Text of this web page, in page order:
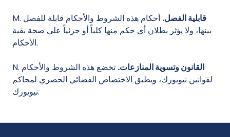
M. قابلية الفصل. أحكام هذه الشروط والأحكام قابلة للفصل
بينها، ولا يؤثر بطلان أي حكم منها كلياً أو جزئياً على صحة بقية
الأحكام.
N. القانون وتسوية المنازعات. تخضع هذه الشروط والأحكام
لقوانين نيويورك، ويطبق الاختصاص القضائي الحصري لمحاكم
نيويورك.